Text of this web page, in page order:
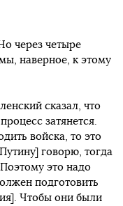
через четыре
наверное, к этому
сказал, что
затянется.
войска, то это
говорю, тогда
это надо
подготовить
Чтобы они были